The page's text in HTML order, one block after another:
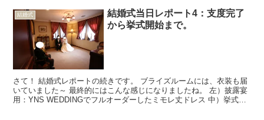
結婚式
結婚式当日レポート4：支度完了
から挙式開始まで。
さて！ 結婚式レポートの続きです。 ブライズルームには、衣装も届
いていました～ 最終的にはこんな感じになりましたね。 左）披露宴
用：YNS WEDDINGでフルオーダーしたミモレ丈ドレス 中）挙式